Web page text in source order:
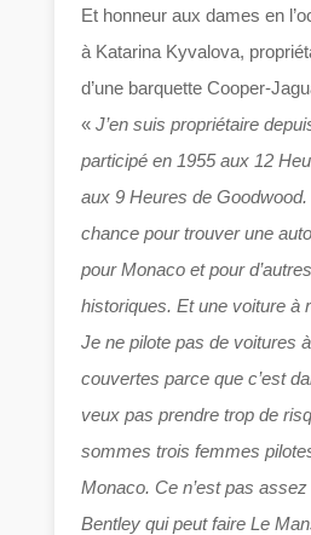
Et honneur aux dames en
à Katarina Kyvalova,
d’une barquette Cooper-
«J’en suis propriétaire
participé en 1955 aux 12
aux 9 Heures de Goodwood.
chance pour trouver une
pour Monaco et pour
historiques. Et une voiture à
Je ne pilote pas de voitures
couvertes parce que c’est
veux pas prendre trop de
sommes trois femmes
Monaco. Ce n’est pas assez
Bentley qui peut faire Le